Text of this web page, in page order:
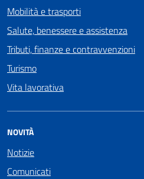
Mobilità e trasporti
Salute, benessere e assistenza
Tributi, finanze e contravvenzioni
Turismo
Vita lavorativa
NOVITÀ
Notizie
Comunicati